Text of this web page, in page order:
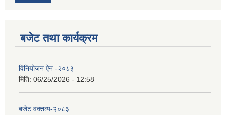
बजेट तथा कार्यक्रम
विनियोजन ऐन -२०८३
मिति: 06/25/2026 - 12:58
बजेट वक्तव्य-२०८३